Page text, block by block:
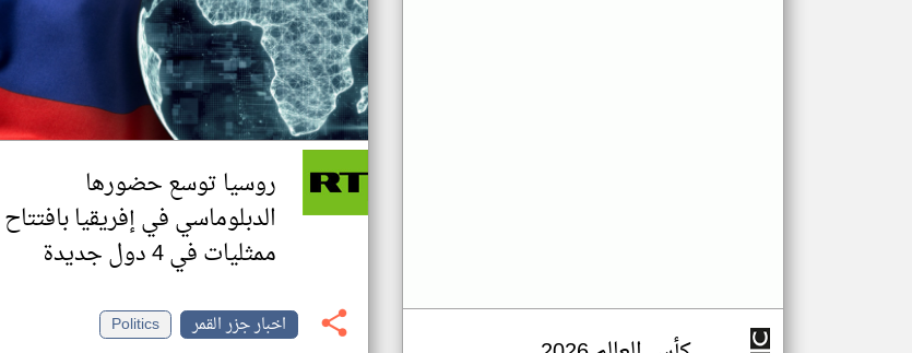
روسيا توسع حضورها
الدبلوماسي في إفريقيا بافتتاح
ممثليات في 4 دول جديدة
اخبار جزر القمر
Politics